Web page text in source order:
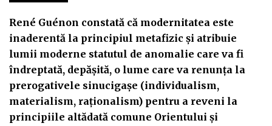
René Guénon constată că modernitatea este
inaderentă la principiul metafizic și atribuie
lumii moderne statutul de anomalie care va fi
îndreptată, depășită, o lume care va renunța la
prerogativele sinucigașe (individualism,
materialism, raționalism) pentru a reveni la
principiile altădată comune Orientului și